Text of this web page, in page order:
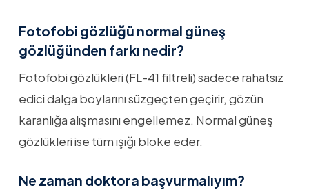
Fotofobi gözlüğü normal güneş
gözlüğünden farkı nedir?
Fotofobi gözlükleri (FL-41 filtreli) sadece rahatsız
edici dalga boylarını süzgeçten geçirir, gözün
karanlığa alışmasını engellemez. Normal güneş
gözlükleri ise tüm ışığı bloke eder.
Ne zaman doktora başvurmalıyım?